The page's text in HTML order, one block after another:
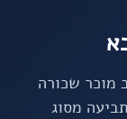
מוכר שכורה
מסוג